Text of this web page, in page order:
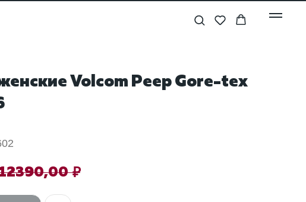
Volcom Peep Gore-tex
₽